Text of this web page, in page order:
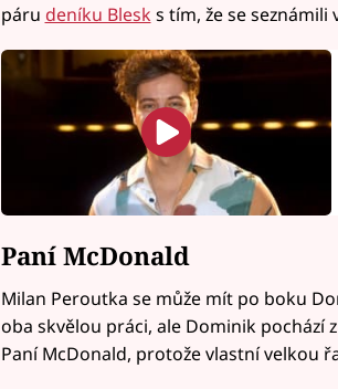
páru deníku Blesk s tím, že se
Paní McDonald
Milan Peroutka se může mít po boku
oba skvělou práci, ale Dominik pochází
Paní McDonald, protože vlastní velkou